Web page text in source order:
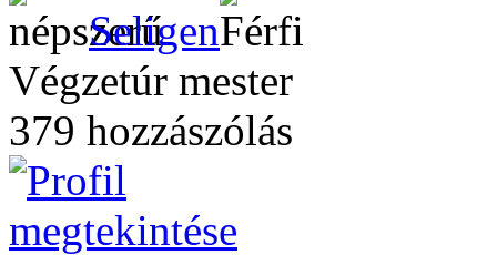
Seligen
Végzetúr mester
379 hozzászólás